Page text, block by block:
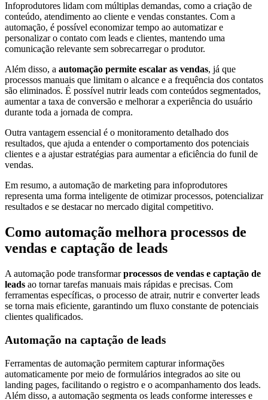
Infoprodutores lidam com múltiplas demandas, como a criação de
conteúdo, atendimento ao cliente e vendas constantes. Com a
automação, é possível economizar tempo ao automatizar e
personalizar o contato com leads e clientes, mantendo uma
comunicação relevante sem sobrecarregar o produtor.
Além disso, a automação permite escalar as vendas, já que
processos manuais que limitam o alcance e a frequência dos contatos
são eliminados. É possível nutrir leads com conteúdos segmentados,
aumentar a taxa de conversão e melhorar a experiência do usuário
durante toda a jornada de compra.
Outra vantagem essencial é o monitoramento detalhado dos
resultados, que ajuda a entender o comportamento dos potenciais
clientes e a ajustar estratégias para aumentar a eficiência do funil de
vendas.
Em resumo, a automação de marketing para infoprodutores
representa uma forma inteligente de otimizar processos, potencializar
resultados e se destacar no mercado digital competitivo.
Como automação melhora processos de
vendas e captação de leads
A automação pode transformarprocessos de vendas e captação de
leads ao tornar tarefas manuais mais rápidas e precisas. Com
ferramentas específicas, o processo de atrair, nutrir e converter leads
se torna mais eficiente, garantindo um fluxo constante de potenciais
clientes qualificados.
Automação na captação de leads
Ferramentas de automação permitem capturar informações
automaticamente por meio de formulários integrados ao site ou
landing pages, facilitando o registro e o acompanhamento dos leads.
Além disso, a automação segmenta os leads conforme interesses e